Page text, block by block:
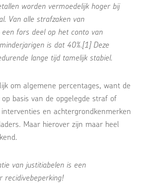
worden vermoedelijk hoger bij
Van alle strafzaken van
fors deel op het conto van
is dat 40%.[1] Deze
lange tijd tamelijk stabiel.
om algemene percentages, want de
basis van de opgelegde straf of
en achtergrondkenmerken
Maar hierover zijn maar heel
van justitiabelen is een
recidivebeperking!